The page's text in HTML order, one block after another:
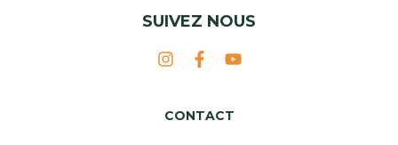
SUIVEZ NOUS
CONTACT